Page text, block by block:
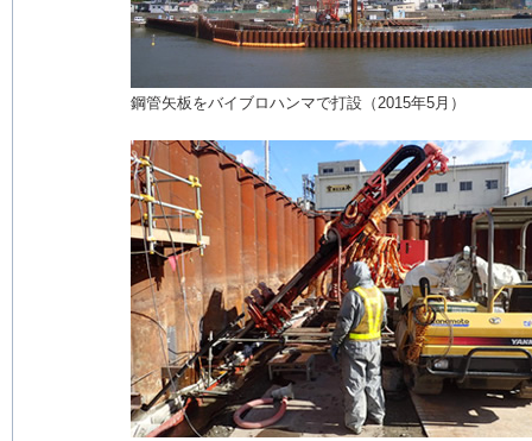
鋼管矢板をバイブロハンマで打設（2015年5月）